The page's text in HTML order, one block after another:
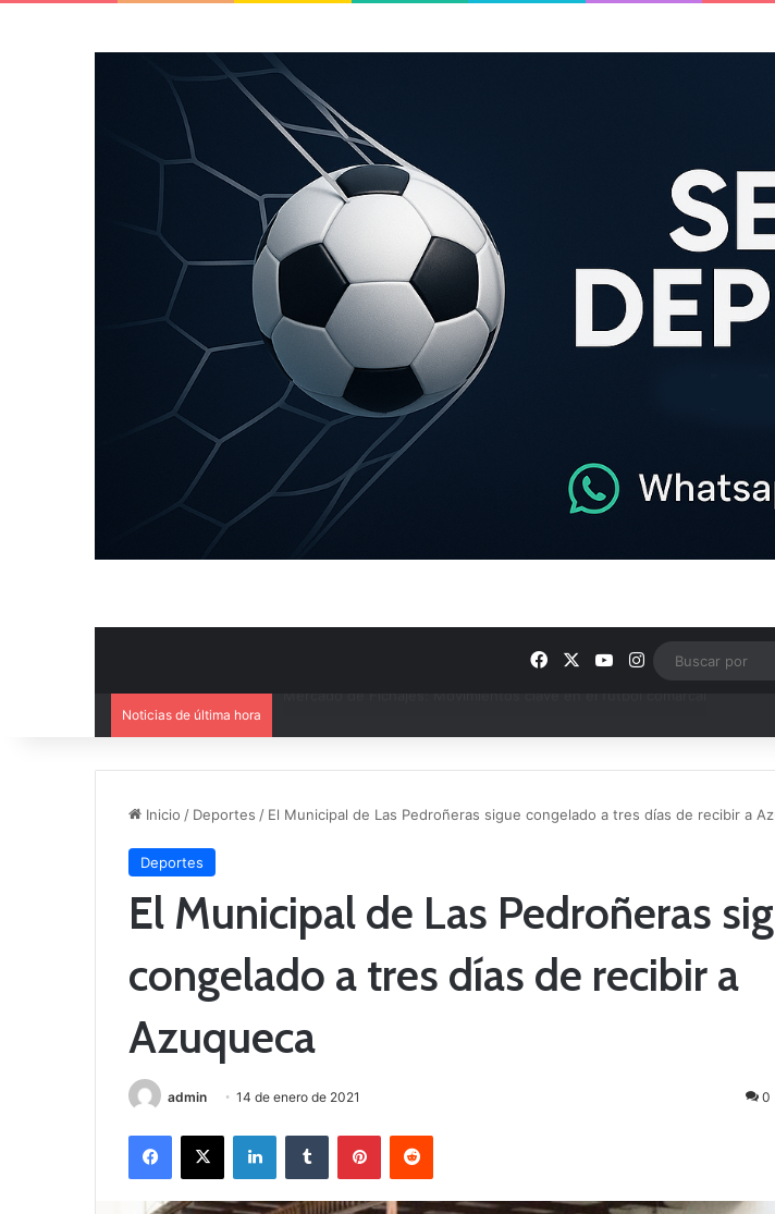
FacebookYouTube
Instagram
Noticias de última hora
Inicio / Deportes / El Municipal de Las Pedroñeras sigue congelado a tres días de recibir a
Deportes
El Municipal de Las Pedroñeras
congelado a tres días de recibir a
Azuqueca
admin 14 de enero de 2021 0